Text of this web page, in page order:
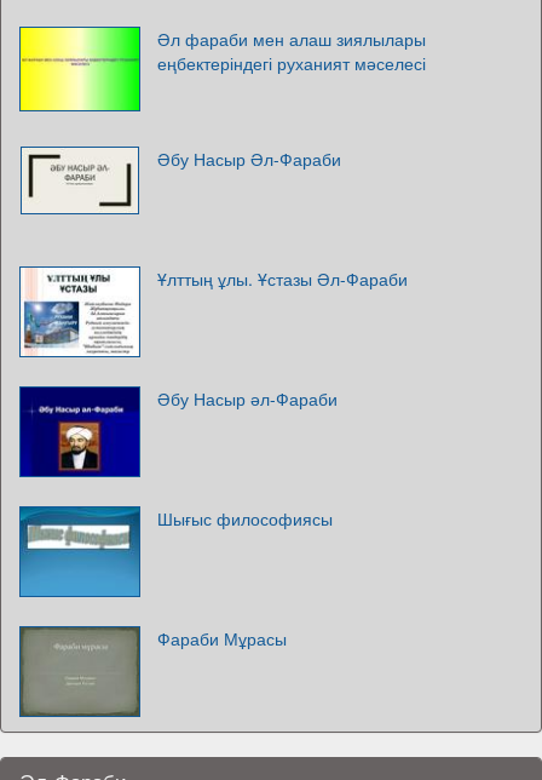
Әл фараби мен алаш зиялылары
еңбектеріндегі руханият мәселесі
Әбу Насыр Әл-Фараби
Ұлттың ұлы. Ұстазы Әл-Фараби
Әбу Насыр әл-Фараби
Шығыс философиясы
Фараби Мұрасы